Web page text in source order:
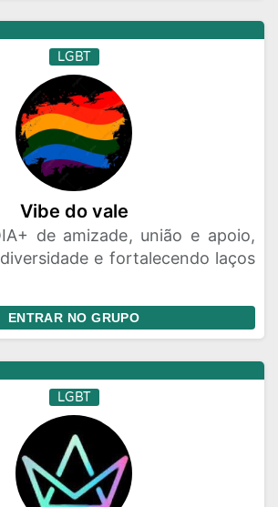
LGBT
Vibe do vale
de amizade, união e apoio,
e fortalecendo laços
ENTRAR NO GRUPO
LGBT